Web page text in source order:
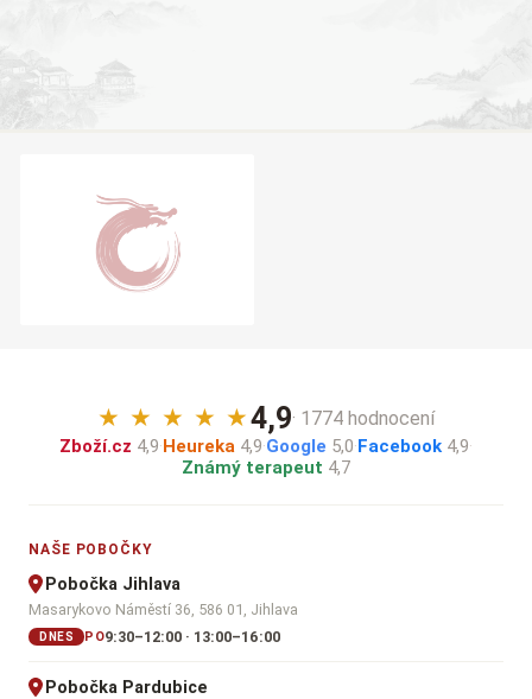
★ ★ ★ ★ ★4,9· 1774 hodnocení
Zboží.cz 4,9·Heureka 4,9·Google 5,0·Facebook 4,9·
Známý terapeut 4,7
NAŠE POBOČKY
Pobočka Jihlava
Masarykovo Náměstí 36, 586 01, Jihlava
DNES PO9:30–12:00 · 13:00–16:00
Pobočka Pardubice